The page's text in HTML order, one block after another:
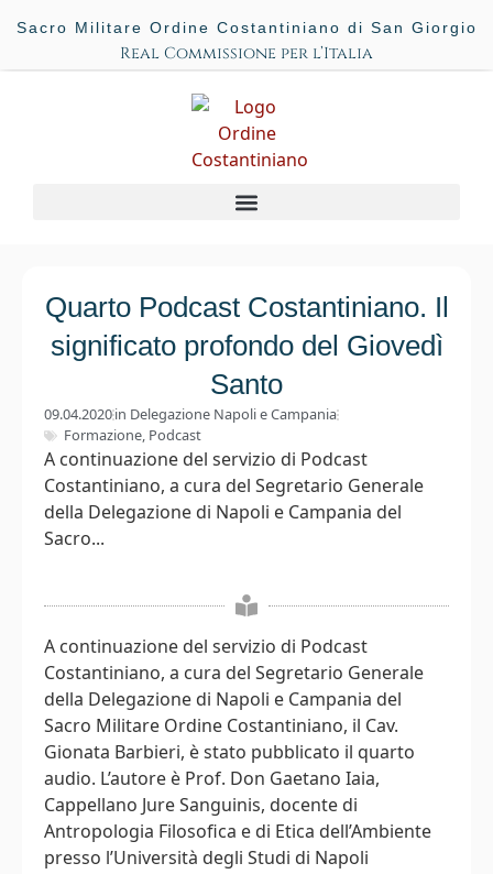
Sacro Militare Ordine Costantiniano di San Giorgio
Real Commissione per l’Italia
Quarto Podcast Costantiniano. Il
significato profondo del Giovedì
Santo
09.04.2020in Delegazione Napoli e Campania
Formazione, Podcast
A continuazione del servizio di Podcast
Costantiniano, a cura del Segretario Generale
della Delegazione di Napoli e Campania del
Sacro...
A continuazione del servizio di Podcast
Costantiniano, a cura del Segretario Generale
della Delegazione di Napoli e Campania del
Sacro Militare Ordine Costantiniano, il Cav.
Gionata Barbieri, è stato pubblicato il quarto
audio. L’autore è Prof. Don Gaetano Iaia,
Cappellano Jure Sanguinis, docente di
Antropologia Filosofica e di Etica dell’Ambiente
presso l’Università degli Studi di Napoli